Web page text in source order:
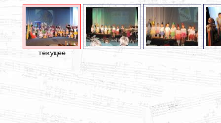
текущее